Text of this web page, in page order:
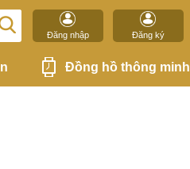
Đăng nhập Đăng ký
Đồng hồ thông minh